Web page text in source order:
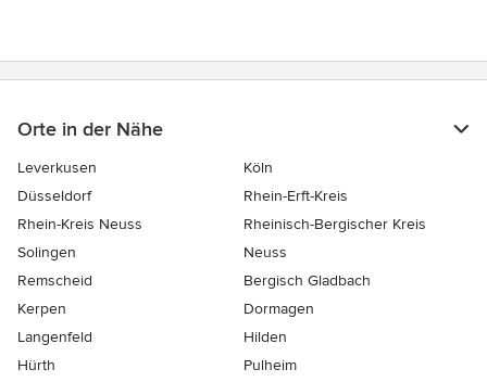
Orte in der Nähe
Leverkusen
Köln
Düsseldorf
Rhein-Erft-Kreis
Rhein-Kreis Neuss
Rheinisch-Bergischer Kreis
Solingen
Neuss
Remscheid
Bergisch Gladbach
Kerpen
Dormagen
Langenfeld
Hilden
Hürth
Pulheim